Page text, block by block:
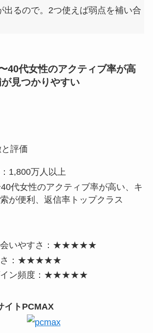
出るので。2つ使えば弱点を補い合
40代女性のアクティブ率が高
見つかりやすい
評価
1,800万人以上
代女性のアクティブ率が高い、キ
が便利、返信率トップクラス
会いやすさ：★★★★★
さ：★★★★★
イン頻度：★★★★★
イトPCMAX